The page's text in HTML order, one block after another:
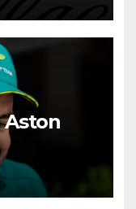
Aston